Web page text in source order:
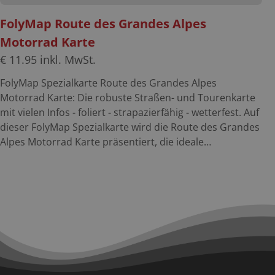
FolyMap Route des Grandes Alpes
Motorrad Karte
€ 11.95 inkl. MwSt.
FolyMap Spezialkarte Route des Grandes Alpes
Motorrad Karte: Die robuste Straßen- und Tourenkarte
mit vielen Infos - foliert - strapazierfähig - wetterfest. Auf
dieser FolyMap Spezialkarte wird die Route des Grandes
Alpes Motorrad Karte präsentiert, die ideale
schönsten Streckenabschnitte beschrieben. Außerdem
werden alle Pässe der Route vorgestellt. Suchst Du noch
nach weiteren Motorradtouren in den Französischen
Alpen , findest Du diese auch in unserer Tourensuche, in